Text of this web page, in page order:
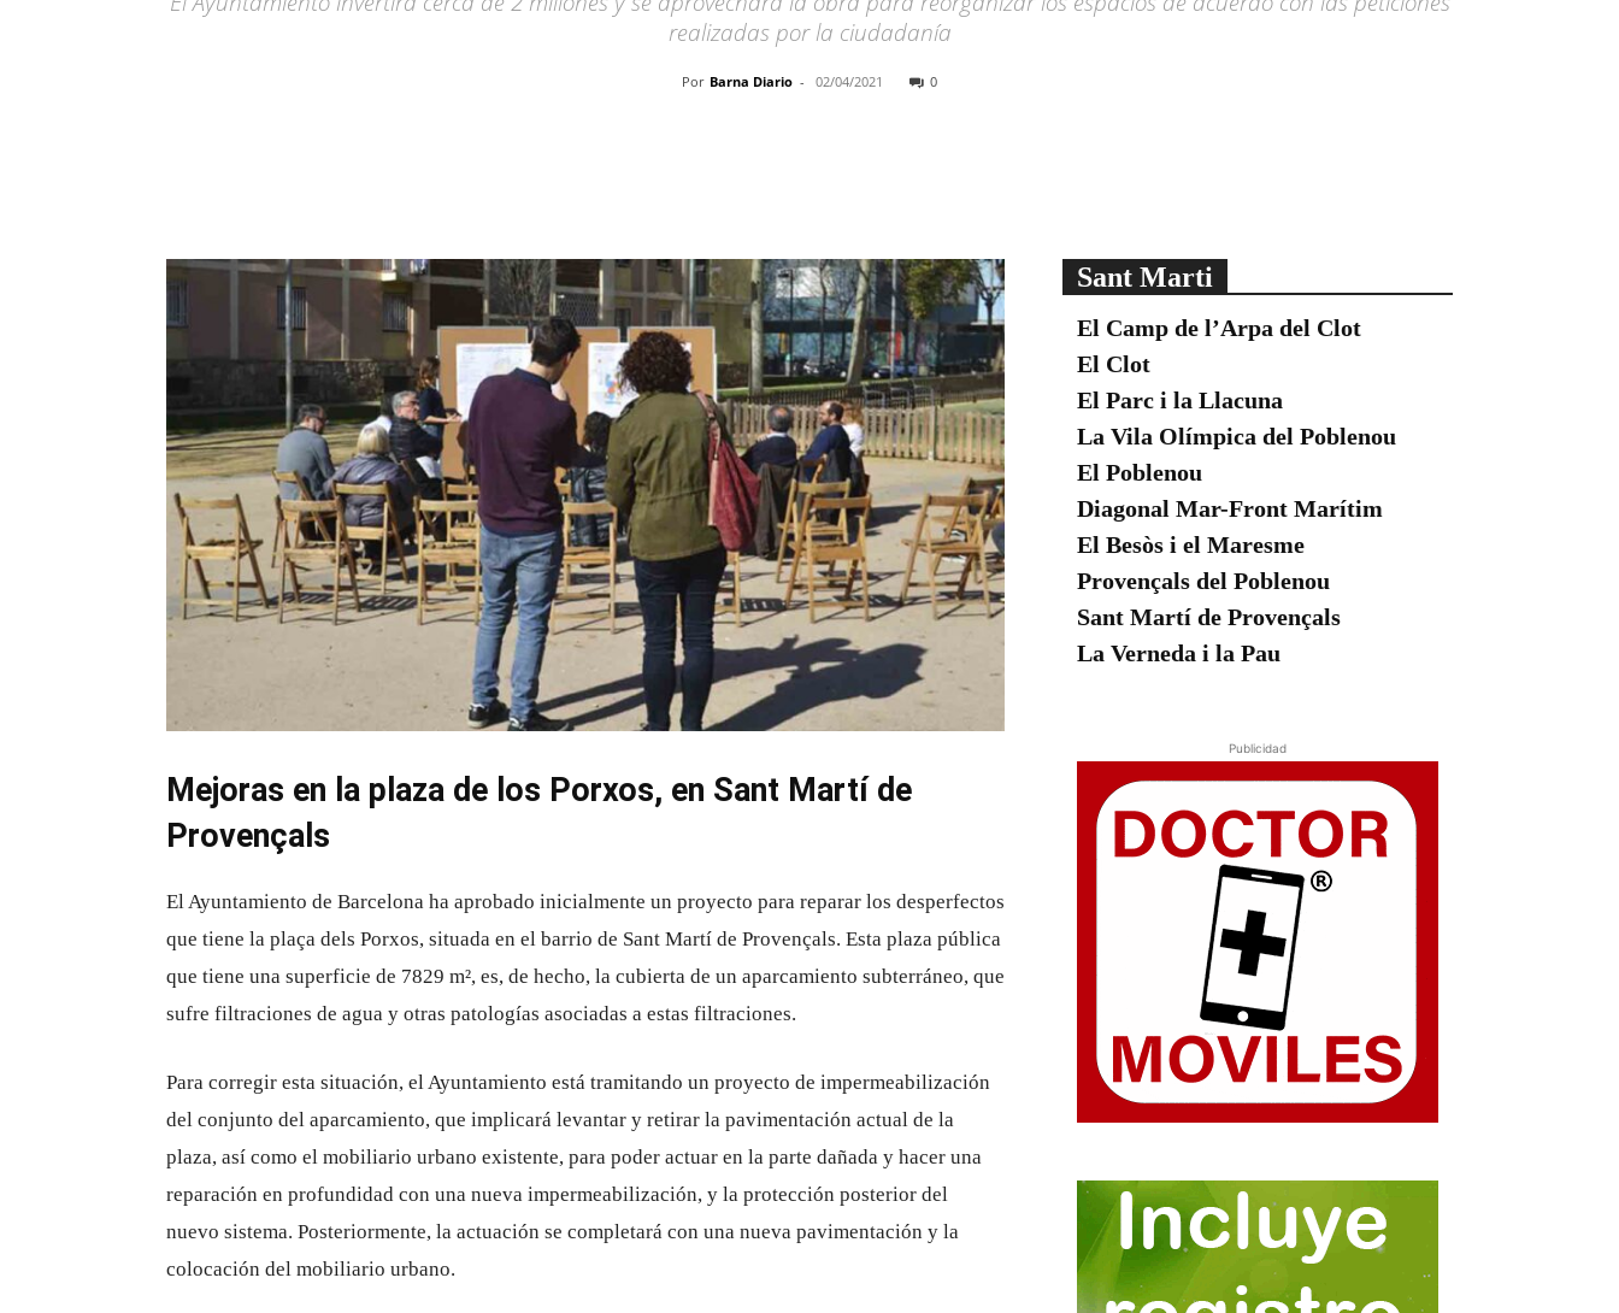
realizadas por la ciudadanía
Por Barna Diario - 02/04/2021 0
Mejoras en la plaza de los Porxos, en Sant Martí de
Provençals
El Ayuntamiento de Barcelona ha aprobado inicialmente un proyecto para reparar los desperfectos
que tiene la plaça dels Porxos, situada en el barrio de Sant Martí de Provençals. Esta plaza pública
que tiene una superficie de 7829 m², es, de hecho, la cubierta de un aparcamiento subterráneo, que
sufre filtraciones de agua y otras patologías asociadas a estas filtraciones.
Para corregir esta situación, el Ayuntamiento está tramitando un proyecto de impermeabilización
del conjunto del aparcamiento, que implicará levantar y retirar la pavimentación actual de la
plaza, así como el mobiliario urbano existente, para poder actuar en la parte dañada y hacer una
reparación en profundidad con una nueva impermeabilización, y la protección posterior del
nuevo sistema. Posteriormente, la actuación se completará con una nueva pavimentación y la
colocación del mobiliario urbano.
Sant Marti
El Camp de l’Arpa del Clot
El Clot
El Parc i la Llacuna
La Vila Olímpica del Poblenou
El Poblenou
Diagonal Mar-Front Marítim
El Besòs i el Maresme
Provençals del Poblenou
Sant Martí de Provençals
La Verneda i la Pau
Publicidad